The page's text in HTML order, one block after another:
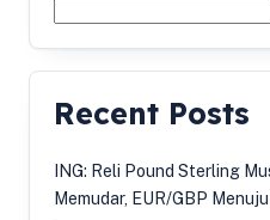
Recent Posts
ING: Reli Pound Sterling
Memudar, EUR/GBP